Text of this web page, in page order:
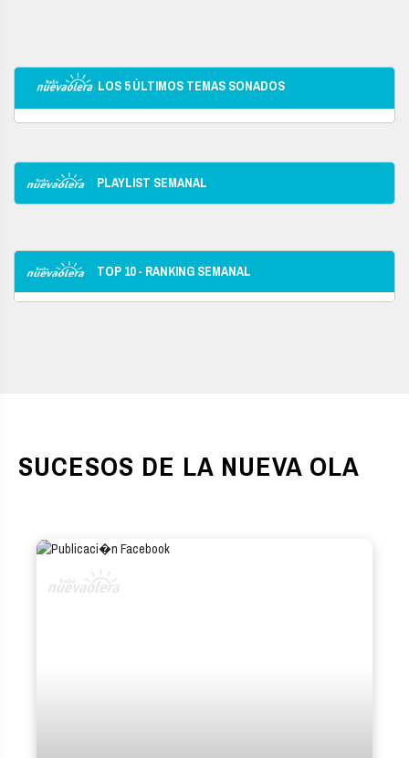
LOS 5 ÚLTIMOS TEMAS SONADOS
PLAYLIST SEMANAL
TOP 10 - RANKING SEMANAL
SUCESOS DE LA NUEVA OLA